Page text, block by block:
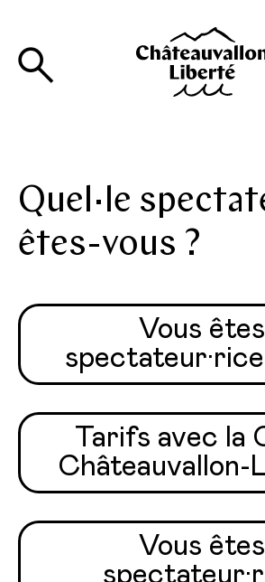
Quel·le
êtes-vous ?
Vous êtes
Tarifs avec la
Châteauvallon-
Vous êtes